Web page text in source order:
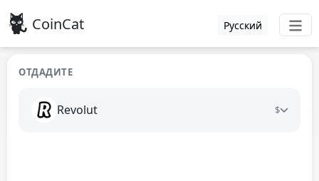
CoinCat Русский
ОТДАДИТЕ
Revolut $